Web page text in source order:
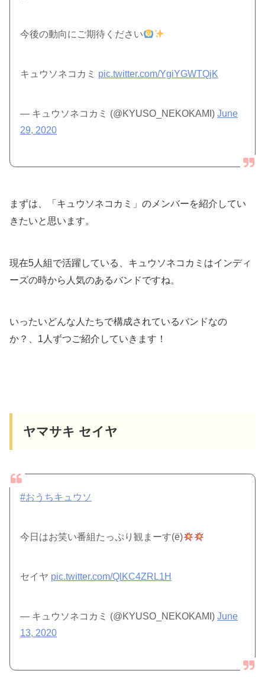
今後の動向にご期待ください
キュウソネコカミ pic.twitter.com/YgiYGWTQjK
— キュウソネコカミ (@KYUSO_NEKOKAMI)June
29, 2020
まずは、「キュウソネコカミ」のメンバーを紹介してい
きたいと思います。
現在5人組で活躍している、キュウソネコカミはインディ
ーズの時から人気のあるバンドですね。
いったいどんな人たちで構成されているバンドなの
か？、1人ずつご紹介していきます！
ヤマサキ セイヤ
#おうちキュウソ
今日はお笑い番組たっぷり観まーす(ё)
セイヤ pic.twitter.com/QlKC4ZRL1H
— キュウソネコカミ (@KYUSO_NEKOKAMI)June
13, 2020